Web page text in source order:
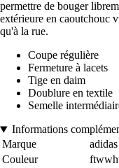
permettre de bouger
extérieure en caoutchouc
qu'à la rue.
Coupe régulière
Fermeture à lacets
Tige en daim
Doublure en textile
Semelle
Informations
Marque
adidas
Couleur